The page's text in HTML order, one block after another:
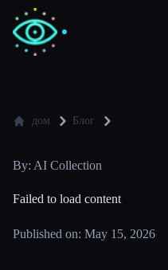
✍️ Писатели
💻Разработчики
🎓 Студенты
дом Блог
By: AI Collection
Failed to load content
Published on: May 15, 2026